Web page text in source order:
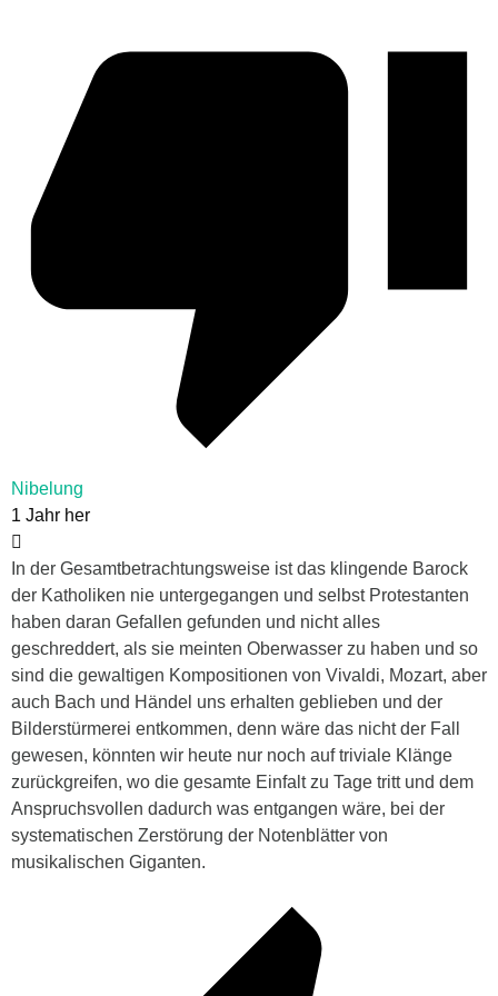
Nibelung
1 Jahr her
In der Gesamtbetrachtungsweise ist das klingende Barock
der Katholiken nie untergegangen und selbst Protestanten
haben daran Gefallen gefunden und nicht alles
geschreddert, als sie meinten Oberwasser zu haben und so
sind die gewaltigen Kompositionen von Vivaldi, Mozart, aber
auch Bach und Händel uns erhalten geblieben und der
Bilderstürmerei entkommen, denn wäre das nicht der Fall
gewesen, könnten wir heute nur noch auf triviale Klänge
zurückgreifen, wo die gesamte Einfalt zu Tage tritt und dem
Anspruchsvollen dadurch was entgangen wäre, bei der
systematischen Zerstörung der Notenblätter von
musikalischen Giganten.